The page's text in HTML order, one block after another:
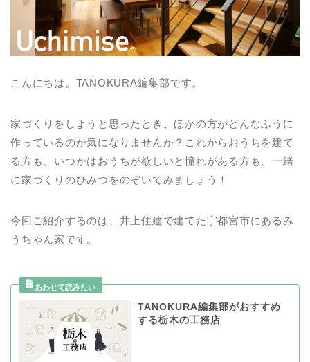
こんにちは。TANOKURA編集部です。
家づくりをしようと思ったとき、ほかの方がどんなふうに
作っているのか気になりませんか？これからおうちを建て
る方も、いつかはおうちが欲しいと憧れがある方も、一緒
に家づくりのひみつをのぞいてみましょう！
今回ご紹介するのは、井上住建で建てた宇都宮市にあるみ
うちゃん家です。
TANOKURA編集部がおすすめ
する栃木の工務店